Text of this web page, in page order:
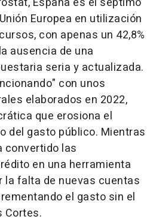
Europea en utilización
con apenas un 42,8%
ausencia de una
seria y actualizada.
con unos
elaborados en 2022,
que erosiona el
del gasto público. Mientras
convertido las
en una herramienta
la falta de nuevas cuentas
el gasto sin el
Cortes.